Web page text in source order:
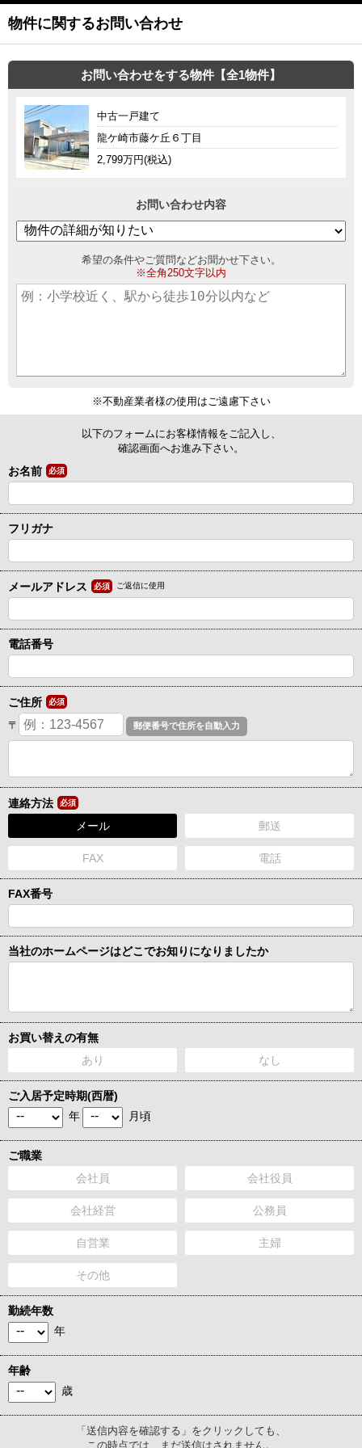
物件に関するお問い合わせ
お問い合わせをする物件【全1物件】
中古一戸建て
龍ケ崎市藤ケ丘６丁目
2,799万円(税込)
お問い合わせ内容
希望の条件やご質問などお聞かせ下さい。
※全角250文字以内
※不動産業者様の使用はご遠慮下さい
以下のフォームにお客様情報をご記入し、
確認画面へお進み下さい。
お名前 必須
フリガナ
メールアドレス 必須 ご返信に使用
電話番号
ご住所 必須
〒
連絡方法 必須
メール 郵送
FAX 電話
FAX番号
当社のホームページはどこでお知りになりましたか
お買い替えの有無
あり
なし
ご入居予定時期(西暦)
年
月頃
ご職業
会社員
会社役員
会社経営 公務員
自営業 主婦
その他
勤続年数
年
年齢
歳
「送信内容を確認する」をクリックしても、
この時点では、まだ送信はされません。